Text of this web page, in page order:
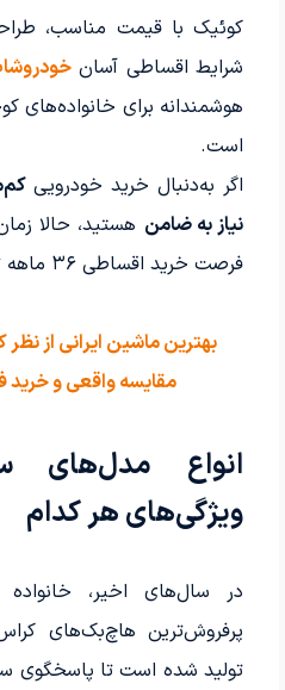
کوئیک با قیمت مناسب،
شرایط اقساطی آسان
هوشمندانه برای خانواده‌های
است.
اگر به‌دنبال خرید خودرویی
نیاز به ضامن هستید، حالا
فرصت خرید اقساطی ۳۶ ماهه تا پایان هفته فعال است.
بهترین ماشین ایرانی از
مقایسه واقعی و خرید
انواع مدل‌های
ویژگی‌های هر کدام
در سال‌های اخیر،
پرفروش‌ترین هاچ‌بک‌های
تولید شده است تا پاسخگوی